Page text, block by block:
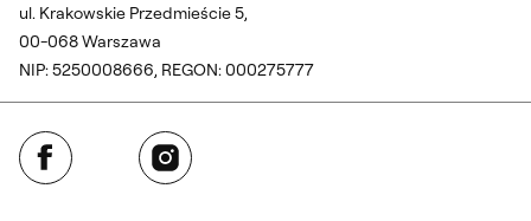
ul. Krakowskie Przedmieście 5,
00-068 Warszawa
NIP: 5250008666, REGON: 000275777
Facebook Instagram